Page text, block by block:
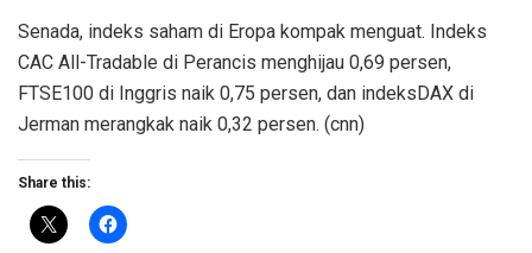
Senada, indeks saham di Eropa kompak menguat. Indeks
CAC All-Tradable di Perancis menghijau 0,69 persen,
FTSE100 di Inggris naik 0,75 persen, dan indeksDAX di
Jerman merangkak naik 0,32 persen. (cnn)
Share this: